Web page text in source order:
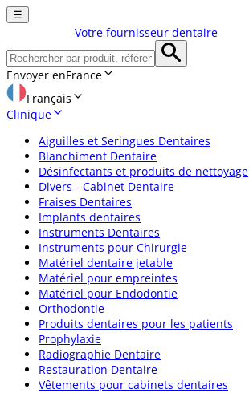
☰
Votre fournisseur dentaire
Envoyer enFrance
Français
Clinique
Aiguilles et Seringues Dentaires
Blanchiment Dentaire
Désinfectants et produits de nettoyage
Divers - Cabinet Dentaire
Fraises Dentaires
Implants dentaires
Instruments Dentaires
Instruments pour Chirurgie
Matériel dentaire jetable
Matériel pour empreintes
Matériel pour Endodontie
Orthodontie
Produits dentaires pour les patients
Prophylaxie
Radiographie Dentaire
Restauration Dentaire
Vêtements pour cabinets dentaires